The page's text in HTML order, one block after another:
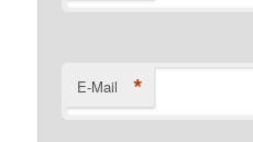
E-Mail *